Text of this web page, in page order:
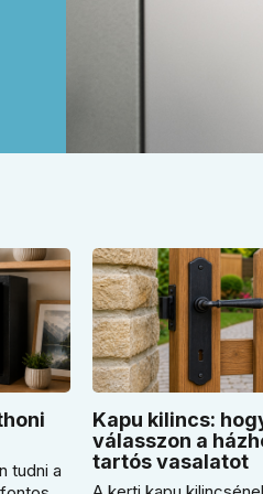
tudni a
Kapu kilincs:
válasszon a
tartós vasalatot